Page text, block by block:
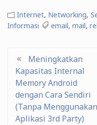
Internet, Networking,
Informasi
email, mail,
Post
navigation
Meningkatkan
Kapasitas Internal
Memory Android
dengan Cara Sendiri
(Tanpa Menggunakan
Aplikasi 3rd Party)